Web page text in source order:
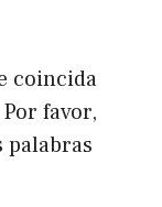
coincida
favor,
palabras